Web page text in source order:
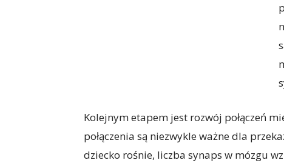
Kolejnym etapem jest rozwój połączeń
połączenia są niezwykle ważne dla
dziecko rośnie, liczba synaps w mózgu